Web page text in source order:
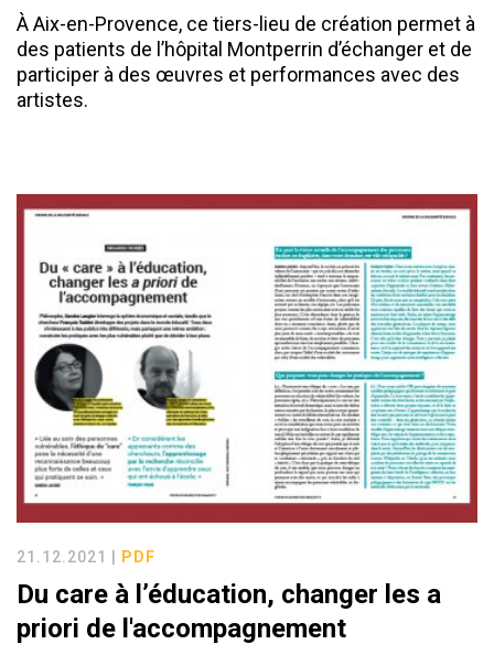
À Aix-en-Provence, ce tiers-lieu de création permet à
des patients de l’hôpital Montperrin d’échanger et de
participer à des œuvres et performances avec des
artistes.
21.12.2021 | PDF
Du care à l’éducation, changer les a
priori de l'accompagnement